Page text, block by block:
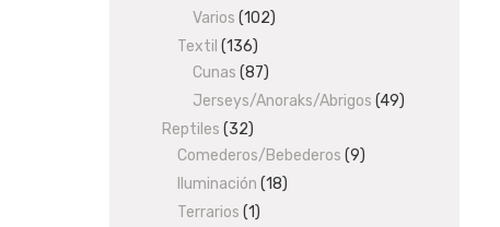
Varios 102102
Textil 136136
products
Cunas 8787
products
Jerseys/Anoraks/Abrigos 4949
Reptiles 3232
products
Comederos/Bebederos 99
Iluminación 1818
Terrarios 11